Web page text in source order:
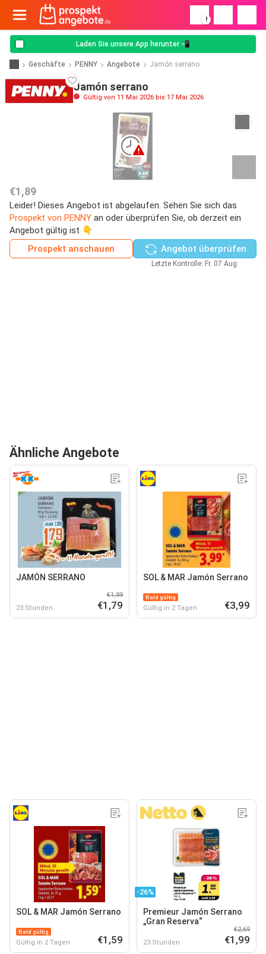
!
Laden Sie unsere App herunter 📲
Geschäfte PENNY Angebote Jamón serrano
Jamón serrano
Gültig von 11 Mai 2026 bis 17 Mai 2026
€1,89
Leider! Dieses Angebot ist abgelaufen. Sehen Sie sich das
Prospekt von PENNY an oder überprüfen Sie, ob derzeit ein
Angebot gültig ist 👇
Prospekt anschauen
Angebot überprüfen
Letzte Kontrolle: Fr. 07 Aug.
Ähnliche Angebote
JAMÓN SERRANO
23 Stunden
€1,99
€1,79
SOL & MAR Jamón Serrano
Bald gültig
Gültig in 2 Tagen €3,99
SOL & MAR Jamón Serrano
Bald gültig
Gültig in 2 Tagen €1,59
-26%
Premieur Jamón Serrano
„Gran Reserva“
23 Stunden
€2,69
€1,99